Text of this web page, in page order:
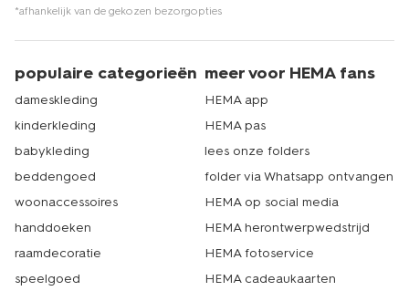
*afhankelijk van de gekozen bezorgopties
populaire categorieën
dameskleding
kinderkleding
babykleding
beddengoed
woonaccessoires
handdoeken
raamdecoratie
speelgoed
meer voor HEMA fans
HEMA app
HEMA pas
lees onze folders
folder via Whatsapp ontvangen
HEMA op social media
HEMA herontwerpwedstrijd
HEMA fotoservice
HEMA cadeaukaarten